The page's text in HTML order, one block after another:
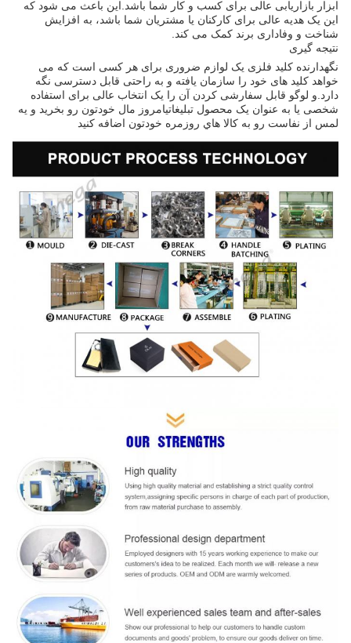
ابزار بازاریابی عالی برای کسب و کار شما باشد.این باعث می شود که
این یک هدیه عالی برای کارکنان یا مشتریان شما باشد، به افزایش
شناخت و وفاداری برند کمک می کند.
نتیجه گیری
نگهدارنده کلید فلزی یک لوازم ضروری برای هر کسی است که می
خواهد کلید های خود را سازمان یافته و به راحتی قابل دسترسی نگه
دارد.و لوگو قابل سفارشی کردن آن را یک انتخاب عالی برای استفاده
شخصی یا به عنوان یک محصول تبلیغاتیامروز مال خودتون رو بخريد و يه
لمس از نفاست رو به کالا هاي روزمره خودتون اضافه کنيد